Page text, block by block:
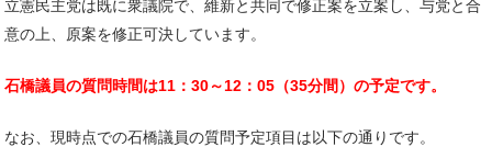
立憲民主党は既に衆議院で、維新と共同で修正案を立案し、与党と合
意の上、原案を修正可決しています。
石橋議員の質問時間は11：30～12：05（35分間）の予定です。
なお、現時点での石橋議員の質問予定項目は以下の通りです。